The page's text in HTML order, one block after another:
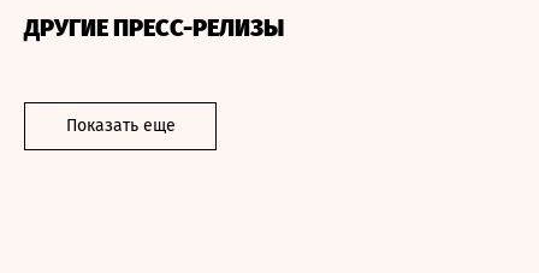
ДРУГИЕ ПРЕСС-РЕЛИЗЫ
Показать еще